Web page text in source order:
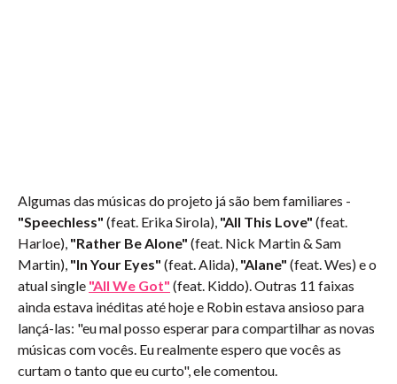
Algumas das músicas do projeto já são bem familiares -
"Speechless" (feat. Erika Sirola), "All This Love" (feat.
Harloe), "Rather Be Alone" (feat. Nick Martin & Sam
Martin), "In Your Eyes" (feat. Alida), "Alane" (feat. Wes) e o
atual single "All We Got" (feat. Kiddo). Outras 11 faixas
ainda estava inéditas até hoje e Robin estava ansioso para
lançá-las: "eu mal posso esperar para compartilhar as novas
músicas com vocês. Eu realmente espero que vocês as
curtam o tanto que eu curto", ele comentou.